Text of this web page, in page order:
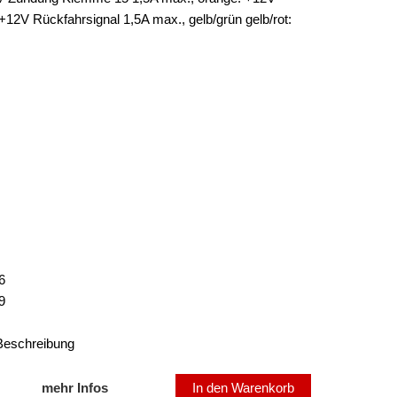
Rückfahrsignal 1,5A max., gelb/grün gelb/rot:
mehr Infos In den Warenkorb